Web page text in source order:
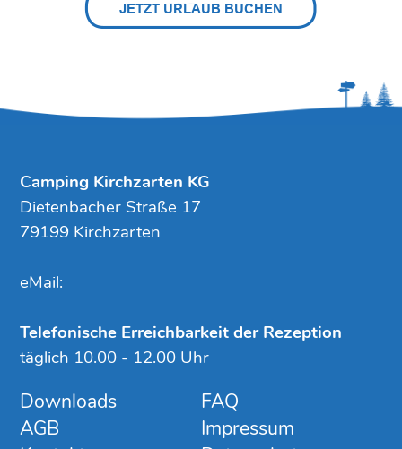
Downloads
AGB
FAQ
Impressum
Camping Kirchzarten KG
Dietenbacher Straße 17
79199 Kirchzarten
eMail:
Telefonische Erreichbarkeit der Rezeption
täglich 10.00 - 12.00 Uhr